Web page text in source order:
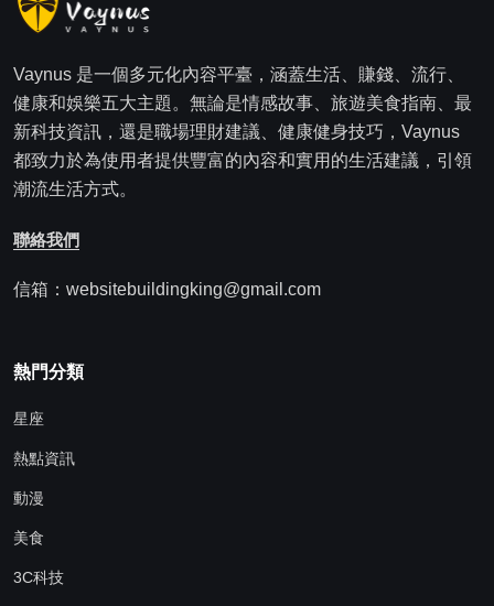
Vaynus 是一個多元化內容平臺，涵蓋生活、賺錢、流行、
健康和娛樂五大主題。無論是情感故事、旅遊美食指南、最
新科技資訊，還是職場理財建議、健康健身技巧，Vaynus
都致力於為使用者提供豐富的內容和實用的生活建議，引領
潮流生活方式。
聯絡我們
信箱：websitebuildingking@gmail.com
熱門分類
星座
熱點資訊
動漫
美食
3C科技